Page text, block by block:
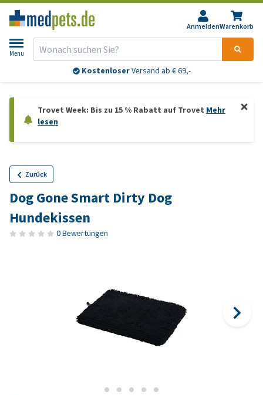
AnmeldenWarenkorb
Menu
KostenloserVersand ab € 69,-
Trovet Week: Bis zu 15 % Rabatt auf Trovet Mehr
lesen
Zurück
Dog Gone Smart Dirty Dog
Hundekissen
0 Bewertungen